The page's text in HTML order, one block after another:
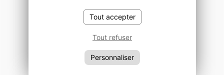
Tout accepter
Tout refuser
Personnaliser